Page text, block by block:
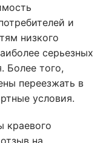
и
низкого
серьезных
Более того,
переезжать в
условия.
краевого
на